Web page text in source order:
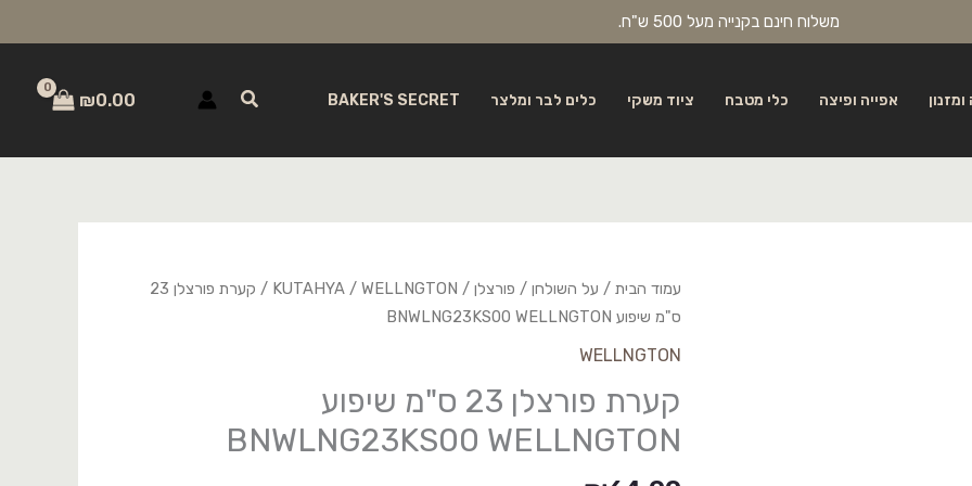
משלוח חינם בקנייה מעל 500 ש"ח.
אפייה ופיצה כלי מטבח ציוד משקי כלים לבר ומלצר BAKER'S SECRET חיפוש ₪0.00
עמוד הבית / על השולחן / פורצלן /
KUTAHYA/ WELLNGTON
/ קערת פורצלן 23
ס"מ שיפוע BNWLNG23KS00 WELLNGTON
WELLNGTON
קערת פורצלן 23 ס"מ שיפוע
BNWLNG23KS00 WELLNGTON